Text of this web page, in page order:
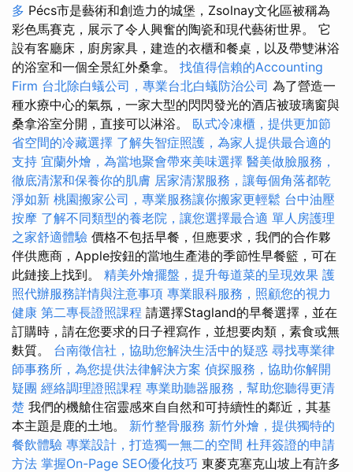
多 Pécs市是藝術和創造力的城堡，Zsolnay文化區被稱為
彩色馬賽克，展示了令人興奮的陶瓷和現代藝術世界。 它
設有客廳床，廚房家具，建造的衣櫃和餐桌，以及帶雙淋浴
的浴室和一個全景紅外桑拿。 找值得信賴的Accounting
Firm 台北除白蟻公司，專業台北白蟻防治公司 為了營造一
種水療中心的氣氛，一家大型的閃閃發光的酒店被玻璃窗與
桑拿浴室分開，直接可以淋浴。 臥式冷凍櫃，提供更加節
省空間的冷藏選擇 了解失智症照護，為家人提供最合適的
支持 宜蘭外燴，為當地聚會帶來美味選擇 醫美做臉服務，
徹底清潔和保養你的肌膚 居家清潔服務，讓每個角落都乾
淨如新 桃園搬家公司，專業服務讓你搬家更輕鬆 台中油壓
按摩 了解不同類型的養老院，讓您選擇最合適 單人房護理
之家舒適體驗 價格不包括早餐，但應要求，我們的合作夥
伴供應商，Apple按鈕的當地生產港的季節性早餐籃，可在
此鏈接上找到。 精美外燴擺盤，提升每道菜的呈現效果 護
照代辦服務詳情與注意事項 專業眼科服務，照顧您的視力
健康 第二專長證照課程 請選擇Stagland的早餐選擇，並在
訂購時，請在您要求的日子裡寫作，並想要肉類，素食或無
麩質。 台南徵信社，協助您解決生活中的疑惑 尋找專業律
師事務所，為您提供法律解決方案 偵探服務，協助你解開
疑團 經絡調理證照課程 專業助聽器服務，幫助您聽得更清
楚 我們的機艙住宿靈感來自自然和可持續性的鄰近，其基
本主題是鹿的土地。 新竹整骨服務 新竹外燴，提供獨特的
餐飲體驗 專業設計，打造獨一無二的空間 杜拜簽證的申請
方法 掌握On-Page SEO優化技巧 東麥克塞克山坡上有許多